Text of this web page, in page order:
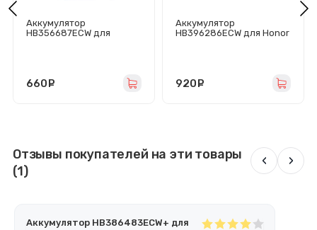
Аккумулятор
HB356687ECW для
660
Аккумулятор
HB396286ECW для Honor
920
Отзывы покупателей на эти товары
(1)
‹ ›
Аккумулятор HB386483ECW+ для